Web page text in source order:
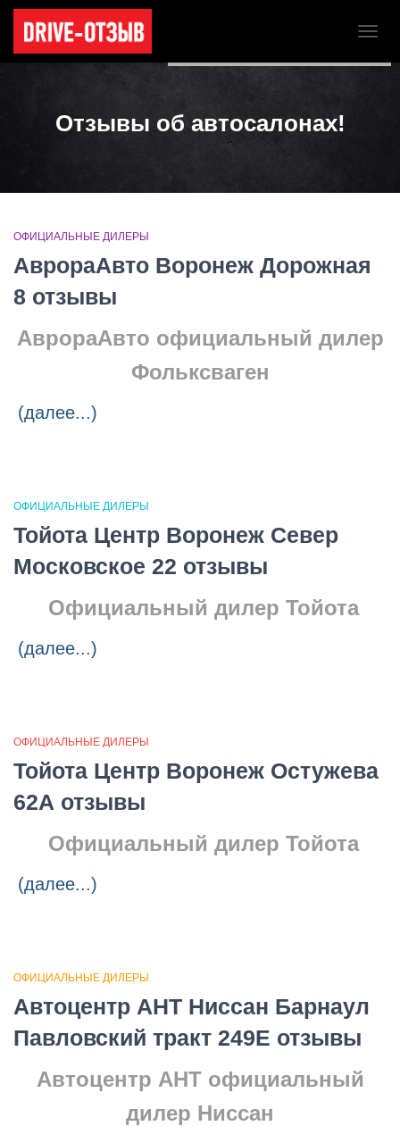
Отзывы об автосалонах!
ОФИЦИАЛЬНЫЕ ДИЛЕРЫ
АврораАвто Воронеж Дорожная
8 отзывы
АврораАвто официальный дилер
Фольксваген
(далее...)
ОФИЦИАЛЬНЫЕ ДИЛЕРЫ
Тойота Центр Воронеж Север
Московское 22 отзывы
Официальный дилер Тойота
(далее...)
ОФИЦИАЛЬНЫЕ ДИЛЕРЫ
Тойота Центр Воронеж Остужева
62А отзывы
Официальный дилер Тойота
(далее...)
ОФИЦИАЛЬНЫЕ ДИЛЕРЫ
Автоцентр АНТ Ниссан Барнаул
Павловский тракт 249Е отзывы
Автоцентр АНТ официальный
дилер Ниссан